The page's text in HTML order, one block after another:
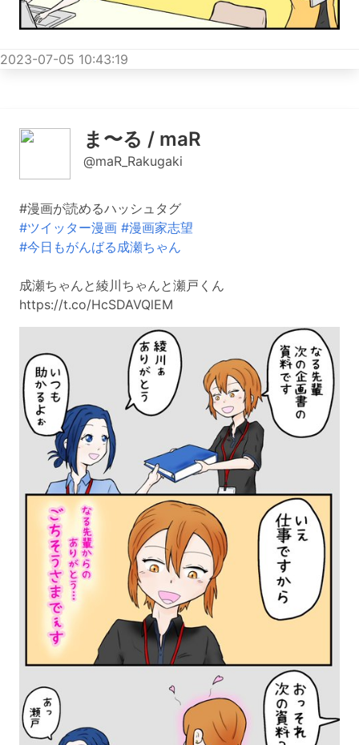
2023-07-05 10:43:19
ま〜る / maR
@maR_Rakugaki
#漫画が読めるハッシュタグ
#ツイッター漫画 #漫画家志望
#今日もがんばる成瀬ちゃん
成瀬ちゃんと綾川ちゃんと瀬戸くん
https://t.co/HcSDAVQlEM